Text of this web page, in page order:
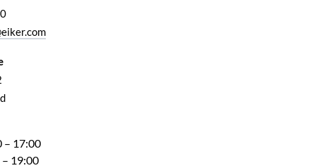
– 17:00
– 19:00